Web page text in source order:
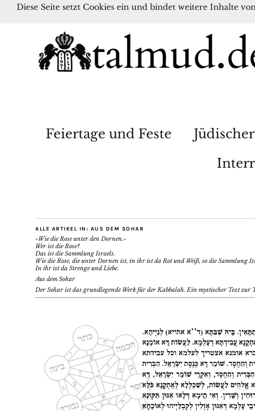
Feiertage und Feste
ALLE ARTIKEL IN: AUS DEM SOHAR
»Wie die Rose unter den Dornen.«
Wer ist die Rose?
Das ist die Sammlung Israels.
Wie die Rose, die unter Dornen ist, in ihr ist da Rot und Weiß, so die Sammlung
In ihr ist da Strenge und Liebe.
Aus dem Sohar
Der Sohar ist das grundlegende Werk für der Kabbalah. Ein mystischer Text zur
Diese Seite setzt Cookies ein und bindet weitere Inhalte